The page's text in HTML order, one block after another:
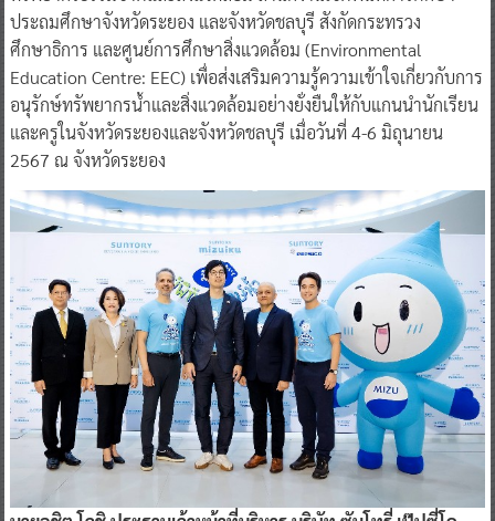
ประถมศึกษาจังหวัดระยอง และจังหวัดชลบุรี สังกัดกระทรวง
ศึกษาธิการ และศูนย์การศึกษาสิ่งแวดล้อม (Environmental
Education Centre: EEC) เพื่อส่งเสริมความรู้ความเข้าใจเกี่ยวกับการ
อนุรักษ์ทรัพยากรน้ำและสิ่งแวดล้อมอย่างยั่งยืนให้กับแกนนำนักเรียน
และครูในจังหวัดระยองและจังหวัดชลบุรี เมื่อวันที่ 4-6 มิถุนายน
2567 ณ จังหวัดระยอง